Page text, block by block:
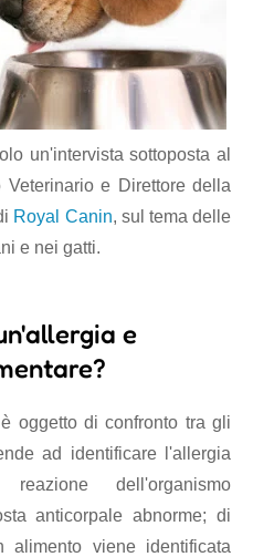
un'intervista sottoposta al
e Direttore della
Royal Canin, sul tema delle
e nei gatti.
e
oggetto di confronto tra gli
ad identificare l'allergia
dell'organismo
anticorpale abnorme; di
alimento viene identificata